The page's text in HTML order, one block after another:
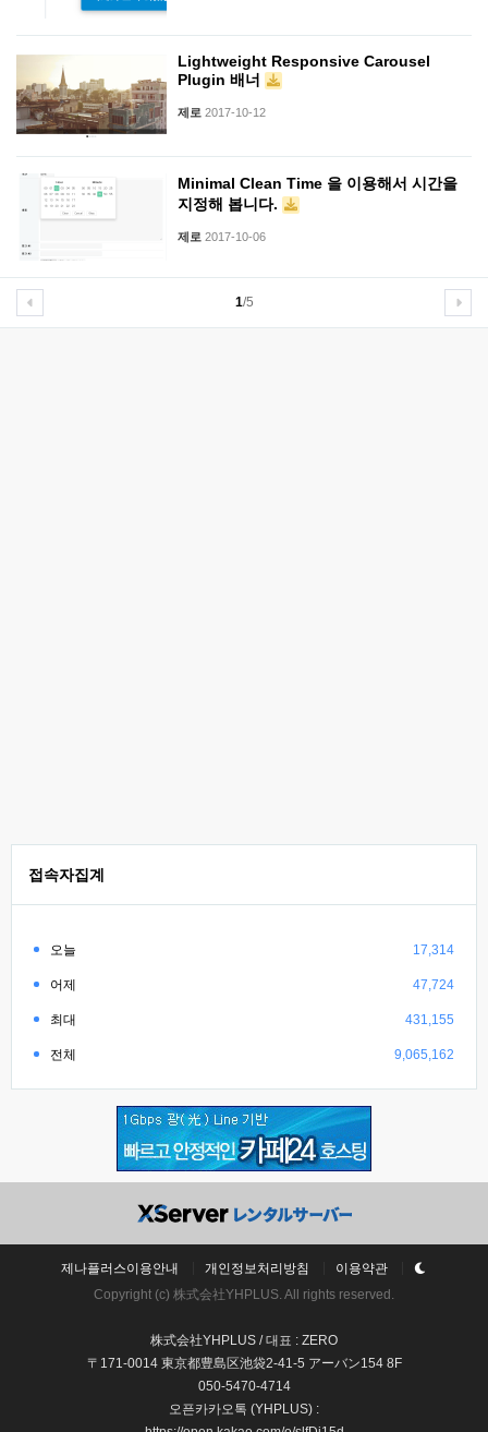
Lightweight Responsive Carousel
Plugin 배너
제로 2017-10-12
Minimal Clean Time 을 이용해서 시간을
지정해 봅니다.
제로 2017-10-06
1/5
접속자집계
오늘 17,314
어제 47,724
최대 431,155
전체 9,065,162
제나플러스이용안내 개인정보처리방침
이용약관
Copyright (c) 株式会社YHPLUS. All rights reserved.
株式会社YHPLUS / 대표 : ZERO
〒171-0014 東京都豊島区池袋2-41-5 アーバン154 8F
050-5470-4714
오픈카카오톡 (YHPLUS) :